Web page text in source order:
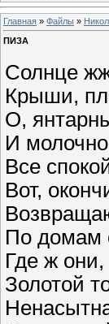
Главная » Файлы »
ПИЗА
Солнце
Крыши,
О,
И
Все
Вот,
По домам
Где ж
Золотой